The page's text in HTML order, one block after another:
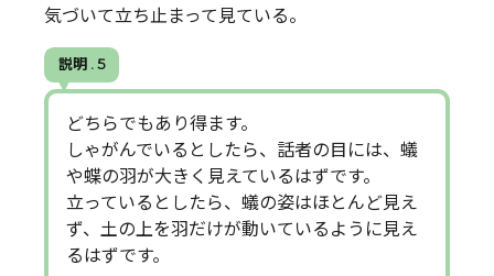
気づいて立ち止まって見ている。
説明 . 5
どちらでもあり得ます。
しゃがんでいるとしたら、話者の目には、蟻
や蝶の羽が大きく見えているはずです。
立っているとしたら、蟻の姿はほとんど見え
ず、土の上を羽だけが動いているように見え
るはずです。